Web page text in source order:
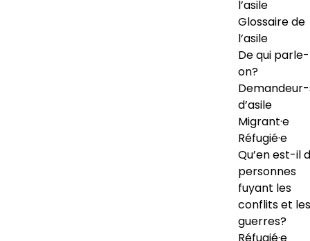
l’asile
Glossaire de
l’asile
De qui
on?
d’asile
Migrant·e
Réfugié·e
Qu’en est-il
personnes
fuyant les
conflits et les
guerres?